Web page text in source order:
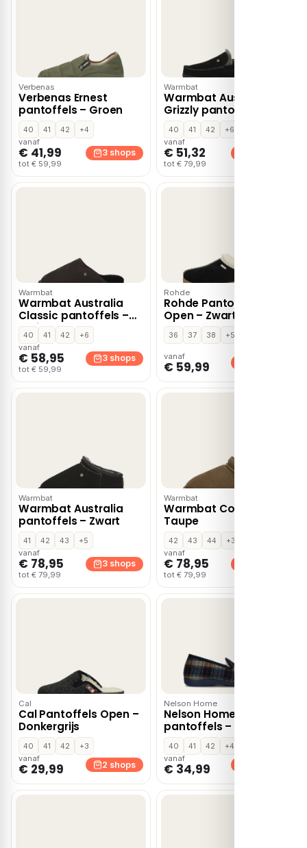
Verbenas
Verbenas Ernest
pantoffels – Groen
40 41 42
+4
vanaf
€ 41,99
tot € 59,99
3 shops
Warmbat
Warmbat Australia
Grizzly pantoffels –
Zwart
40 41 42
+6
vanaf
€ 51,32
tot € 79,99
Warmbat
Warmbat Australia
Classic pantoffels –
Bruin
40 41 42
+6
vanaf
€ 58,95
tot € 59,99
3 shops
Rohde
Rohde Pantoffels
Open – Zwart
36 37 38 +5
vanaf
€ 59,99
Warmbat
Warmbat Australia
pantoffels – Zwart
41 42 43
+5
vanaf
€ 78,95
tot € 79,99
3 shops
Warmbat
Warmbat Conner –
Taupe
42 43 44
+3
vanaf
€ 78,95
tot € 79,99
Cal
Cal Pantoffels Open –
Donkergrijs
40 41 42
+3
vanaf
€ 29,99 2 shops
Nelson Home
Nelson Home
pantoffels – Blauw
40 41 42
+4
vanaf
€ 34,99